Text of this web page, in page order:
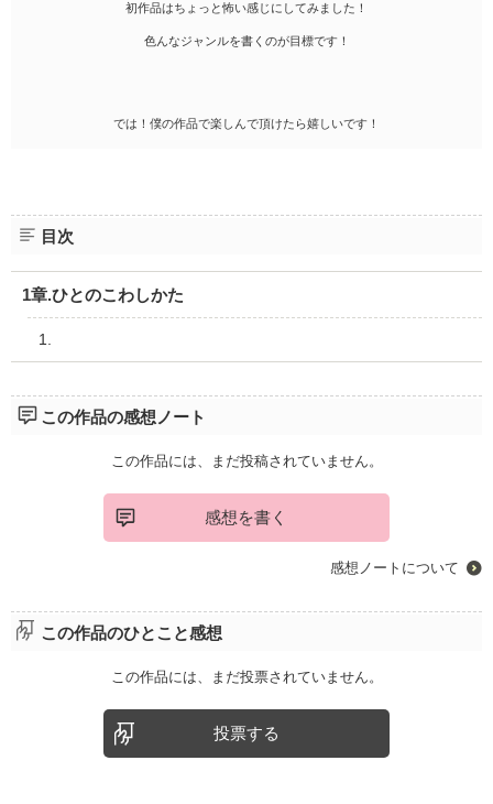
初作品はちょっと怖い感じにしてみました！
色んなジャンルを書くのが目標です！
では！僕の作品で楽しんで頂けたら嬉しいです！
目次
1章.ひとのこわしかた
1.
この作品の感想ノート
この作品には、まだ投稿されていません。
感想を書く
感想ノートについて
この作品のひとこと感想
この作品には、まだ投票されていません。
投票する